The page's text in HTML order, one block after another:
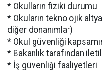
* Okulların fiziki durumu
* Okuların teknolojik
diğer donanımlar)
* Okul güvenliği
* Bakanlık tarafından
* İş güvenliği faaliyetleri